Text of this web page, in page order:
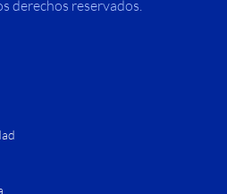
derechos reservados.